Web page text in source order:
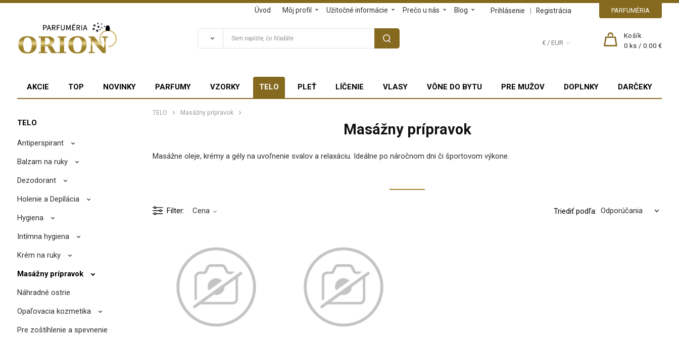
PARFUMÉRIA
Prihlásenie | Registrácia
Úvod Môj profil Užitočné informácie Prečo u nás Blog
€ / EUR
Košík
0 ks /0.00 €
AKCIE TOP NOVINKY PARFUMY VZORKY TELO PLEŤ LÍČENIE VLASY VÔNE DO BYTU PRE MUŽOV DOPLNKY DARČEKY
TELO
Antiperspirant
Balzam na ruky
Dezodorant
Holenie a Depílácia
Hygiena
Intímna hygiena
Krém na ruky
Masážny prípravok
Náhradné ostrie
Opaľovacia kozmetika
Pre zoštíhlenie a spevnenie
TELO Masážny prípravok
Masážny prípravok
Masážne oleje, krémy a gély na uvoľnenie svalov a relaxáciu. Ideálne po náročnom dni či športovom výkone.
Filter Cena Triediť podľa: